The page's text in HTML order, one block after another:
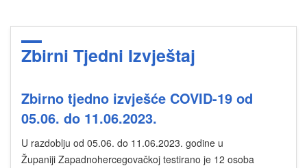
Zbirni Tjedni Izvještaj
Zbirno tjedno izvješće COVID-19 od
05.06. do 11.06.2023.
U razdoblju od 05.06. do 11.06.2023. godine u
Županiji Zapadnohercegovačkoj testirano je 12 osoba